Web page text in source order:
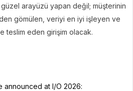
arayüzü yapan değil; müşterinin
gömülen, veriyi en iyi işleyen ve
teslim eden girişim olacak.
announced at I/O 2026: